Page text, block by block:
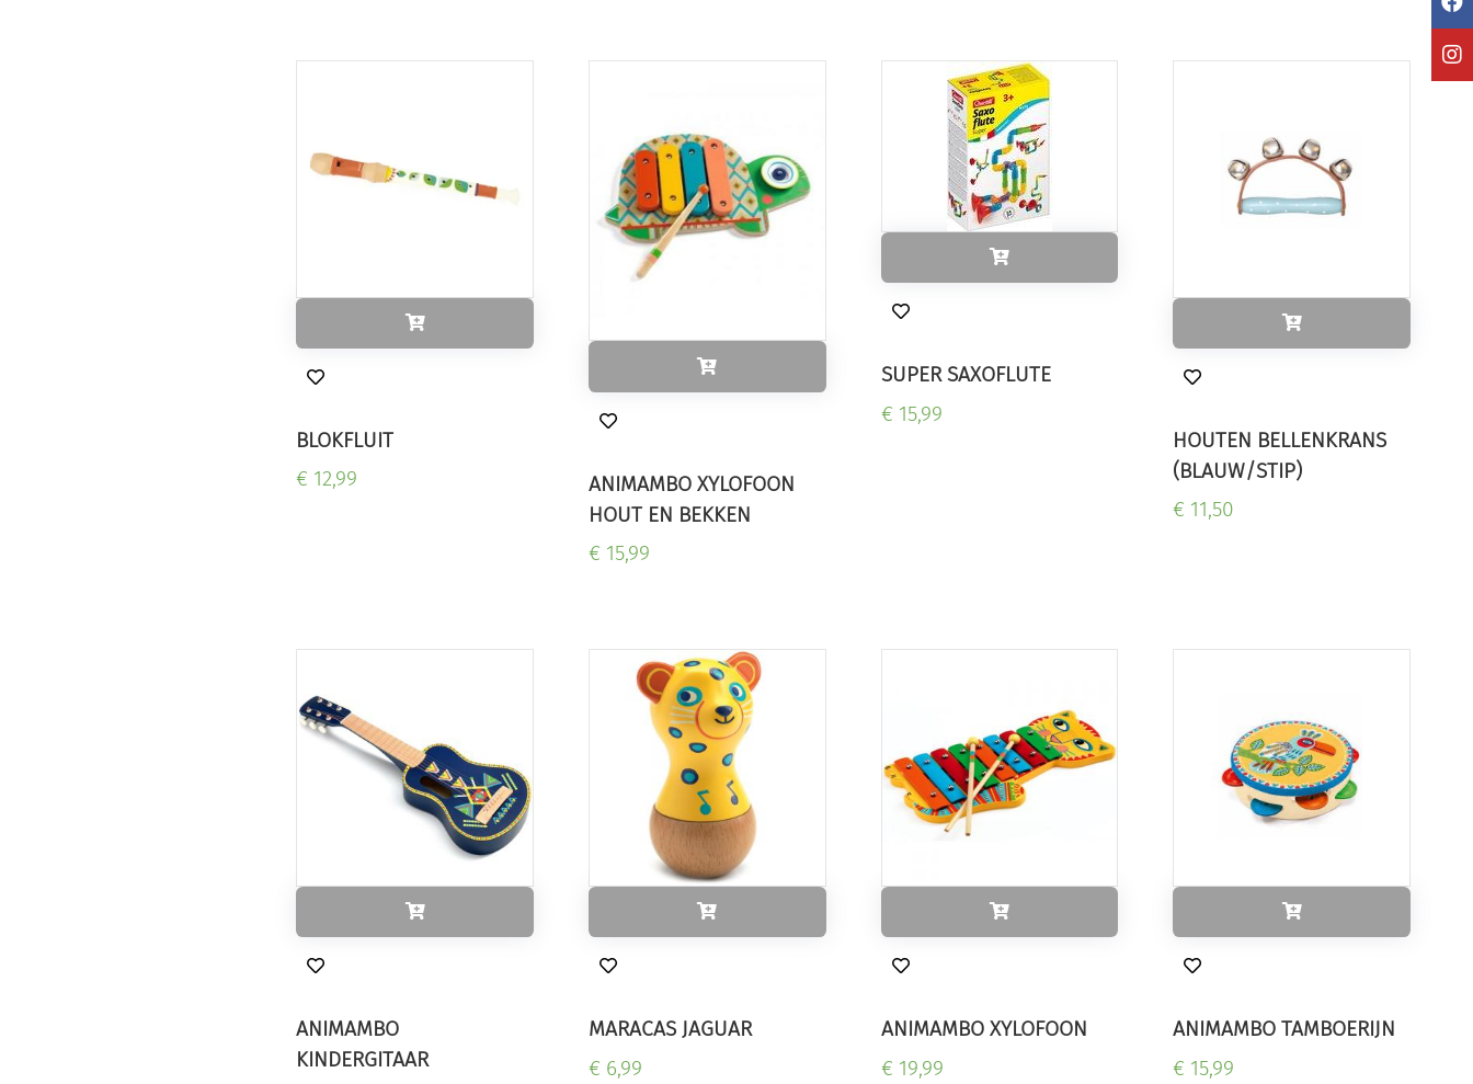
BLOKFLUIT
€ 12,99
ANIMAMBO XYLOFOON
HOUT EN BEKKEN
€ 15,99
SUPER SAXOFLUTE
€ 15,99
HOUTEN BELLENKRANS
(BLAUW/STIP)
€ 11,50
ANIMAMBO
KINDERGITAAR
MARACAS JAGUAR
€ 6,99
ANIMAMBO XYLOFOON
€ 19,99
ANIMAMBO TAMBOERIJN
€ 15,99